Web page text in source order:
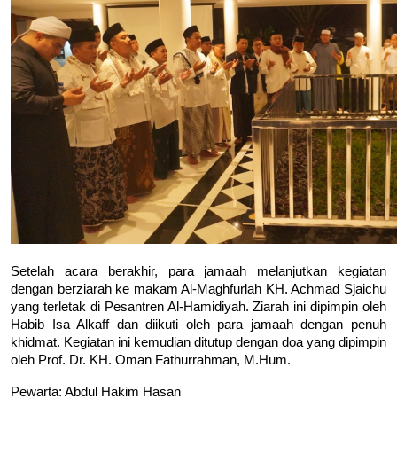
Setelah acara berakhir, para jamaah melanjutkan kegiatan
dengan berziarah ke makam Al-Maghfurlah KH. Achmad Sjaichu
yang terletak di Pesantren Al-Hamidiyah. Ziarah ini dipimpin oleh
Habib Isa Alkaff dan diikuti oleh para jamaah dengan penuh
khidmat. Kegiatan ini kemudian ditutup dengan doa yang dipimpin
oleh Prof. Dr. KH. Oman Fathurrahman, M.Hum.
Pewarta: Abdul Hakim Hasan